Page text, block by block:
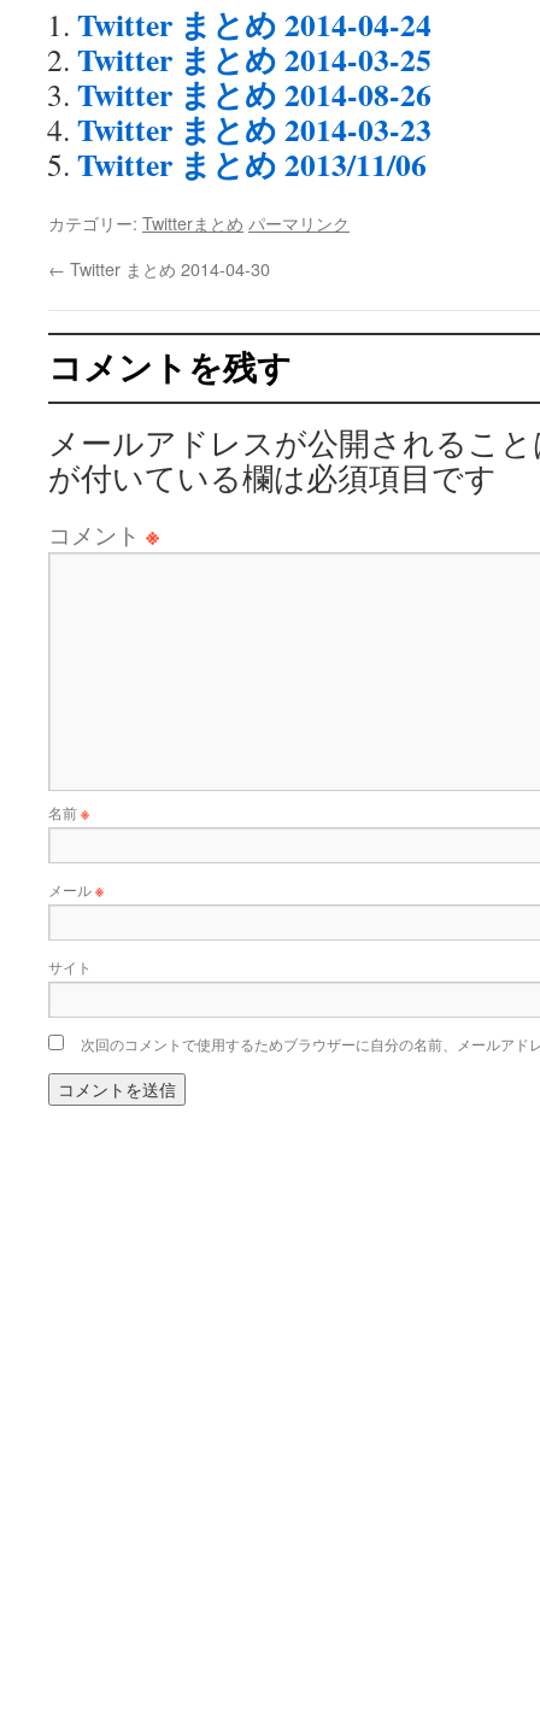
Twitter まとめ 2014-04-24
Twitter まとめ 2014-03-25
Twitter まとめ 2014-08-26
Twitter まとめ 2014-03-23
Twitter まとめ 2013/11/06
カテゴリー: Twitterまとめ パーマリンク
← Twitter まとめ 2014-04-30
コメントを残す
メールアドレスが公開されるこ
が付いている欄は必須項目です
コメント ※
名前※
メール※
サイト
次回のコメントで使用するためブラウザーに自分の名前、メールアド